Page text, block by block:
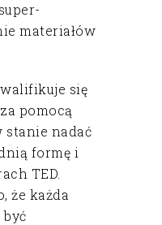
materiałów
się
pomocą
stanie nadać
formę i
TED.
że każda
być